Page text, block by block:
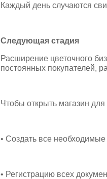
Каждый день случаются
Следующая стадия
Расширение цветочного
постоянных покупателей,
Чтобы открыть магазин
• Создать все
• Регистрацию всех